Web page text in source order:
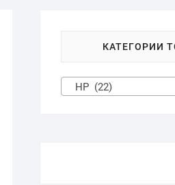
КАТЕГОРИИ
HP (22)